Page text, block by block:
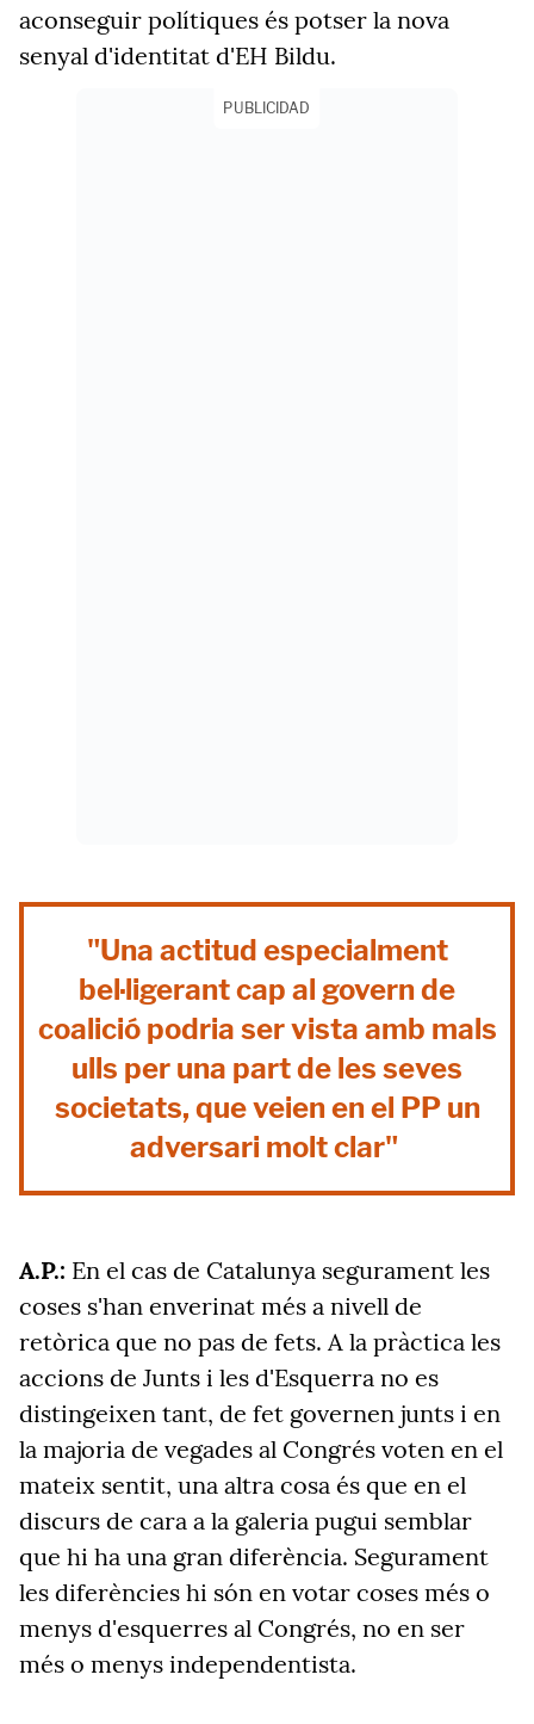
aconseguir polítiques és potser la nova
senyal d'identitat d'EH Bildu.
PUBLICIDAD
"Una actitud especialment
bel·ligerant cap al govern de
coalició podria ser vista amb mals
ulls per una part de les seves
societats, que veien en el PP un
adversari molt clar"
A.P.: En el cas de Catalunya segurament les
coses s'han enverinat més a nivell de
retòrica que no pas de fets. A la pràctica les
accions de Junts i les d'Esquerra no es
distingeixen tant, de fet governen junts i en
la majoria de vegades al Congrés voten en el
mateix sentit, una altra cosa és que en el
discurs de cara a la galeria pugui semblar
que hi ha una gran diferència. Segurament
les diferències hi són en votar coses més o
menys d'esquerres al Congrés, no en ser
més o menys independentista.